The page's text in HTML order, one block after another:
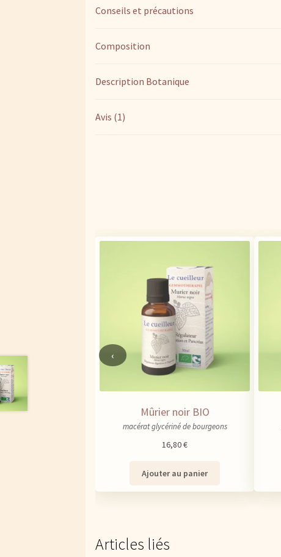
Conseils et précautions
Composition
Description Botanique
Avis (1)
Mûrier noir BIO
macérat glycériné de bourgeons
16,80€
Ajouter au panier
‹
Articles liés